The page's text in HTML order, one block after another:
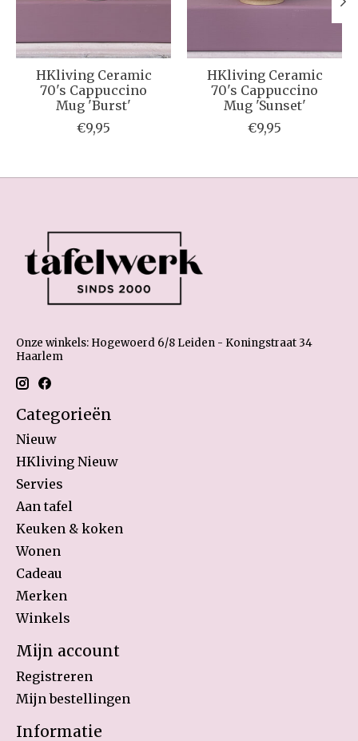
HKliving Ceramic
70's Cappuccino
Mug 'Burst'
€9,95
HKliving Ceramic
70's Cappuccino
Mug 'Sunset'
€9,95
Onze winkels: Hogewoerd 6/8 Leiden - Koningstraat 34
Haarlem
Categorieën
Nieuw
HKliving Nieuw
Servies
Aan tafel
Keuken & koken
Wonen
Cadeau
Merken
Winkels
Mijn account
Registreren
Mijn bestellingen
Informatie